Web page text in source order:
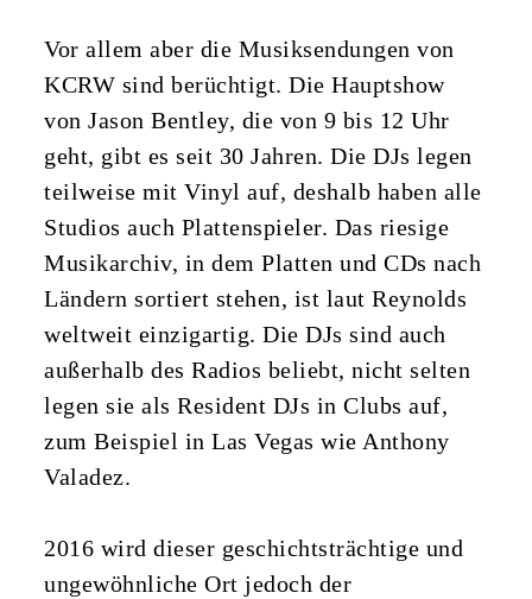
Vor allem aber die Musiksendungen von
KCRW sind berüchtigt. Die Hauptshow
von Jason Bentley, die von 9 bis 12 Uhr
geht, gibt es seit 30 Jahren. Die DJs legen
teilweise mit Vinyl auf, deshalb haben alle
Studios auch Plattenspieler. Das riesige
Musikarchiv, in dem Platten und CDs nach
Ländern sortiert stehen, ist laut Reynolds
weltweit einzigartig. Die DJs sind auch
außerhalb des Radios beliebt, nicht selten
legen sie als Resident DJs in Clubs auf,
zum Beispiel in Las Vegas wie Anthony
Valadez.
2016 wird dieser geschichtsträchtige und
ungewöhnliche Ort jedoch der